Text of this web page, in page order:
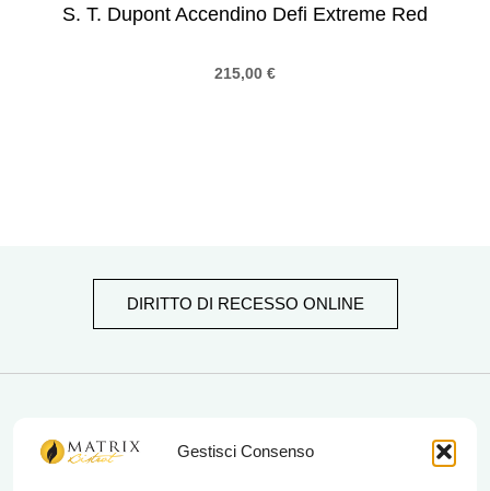
Gestisci Consenso
S. T. Dupont Accendino Defi Extreme Red
215,00 €
DIRITTO DI RECESSO ONLINE
matrix bistrot